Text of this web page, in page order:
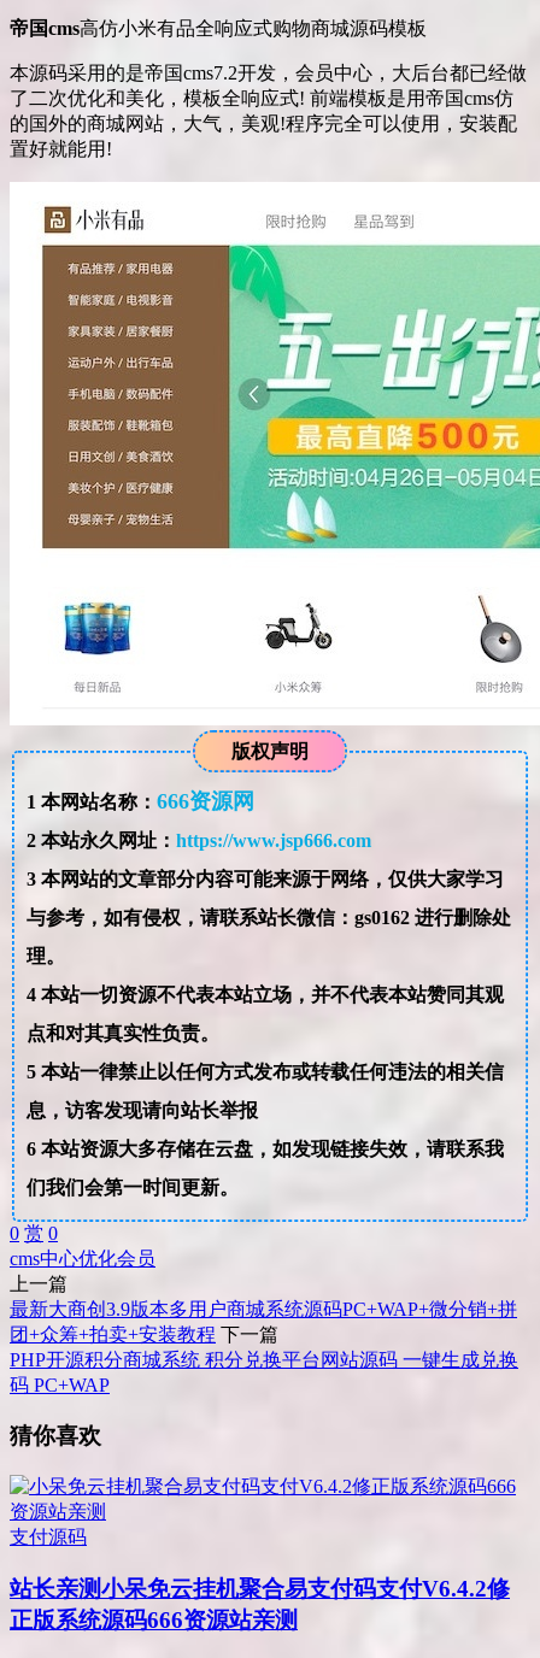
帝国cms高仿小米有品全响应式购物商城源码模板
本源码采用的是帝国cms7.2开发，会员中心，大后台都已经做
了二次优化和美化，模板全响应式! 前端模板是用帝国cms仿
的国外的商城网站，大气，美观!程序完全可以使用，安装配
置好就能用!
版权声明
1 本网站名称： 666资源网
2本站永久网址： https://www.jsp666.com
3本网站的文章部分内容可能来源于网络，仅供大家学习
与参考，如有侵权，请联系站长微信：gs0162 进行删除处
理。
4本站一切资源不代表本站立场，并不代表本站赞同其观
点和对其真实性负责。
5本站一律禁止以任何方式发布或转载任何违法的相关信
息，访客发现请向站长举报
6本站资源大多存储在云盘，如发现链接失效，请联系我
们我们会第一时间更新。
0 赏 0
cms中心优化会员
上一篇
最新大商创3.9版本多用户商城系统源码PC+WAP+微分销+拼
团+众筹+拍卖+安装教程 下一篇
PHP开源积分商城系统 积分兑换平台网站源码 一键生成兑换
码 PC+WAP
猜你喜欢
支付源码
站长亲测小呆免云挂机聚合易支付码支付V6.4.2修
正版系统源码666资源站亲测